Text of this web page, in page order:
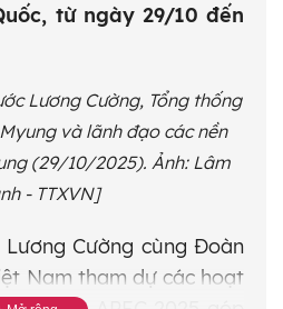
từ ngày 29/10 đến
Lương Cường, Tổng thống
và lãnh đạo các nền
(29/10/2025). Ảnh: Lâm
- TTXVN]
Cường cùng Đoàn
Nam tham dự các hoạt